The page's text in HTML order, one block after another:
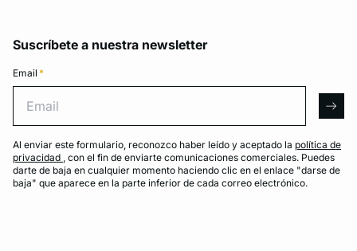
Suscríbete a nuestra newsletter
Email *
Al enviar este formulario, reconozco haber leído y aceptado la política de
privacidad , con el fin de enviarte comunicaciones comerciales. Puedes
darte de baja en cualquier momento haciendo clic en el enlace "darse de
baja" que aparece en la parte inferior de cada correo electrónico.